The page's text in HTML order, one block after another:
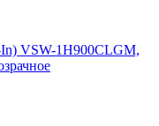
VSW-1H900CLGM,